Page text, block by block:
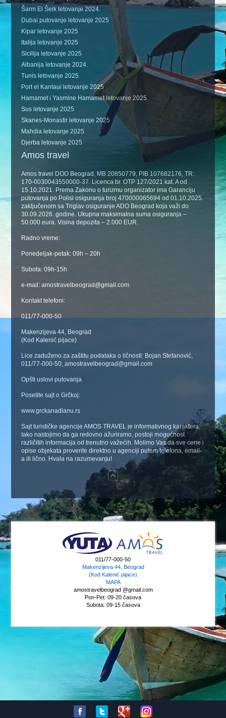
Šarm El Šeik letovanje 2024.
Dubai putovanje letovanje 2025
Kipar letovanje 2025
Italija letovanje 2025
Sicilija letovanje 2025
Albanija letovanje 2024.
Tunis letovanje 2025
Port el Kantaui letovanje 2025
Hamamet i Yasmine Hamamet letovanje 2025
Sus letovanje 2025
Skanes-Monastir letovanje 2025
Mahdia letovanje 2025
Djerba letovanje 2025
Amos travel
Amos travel DOO Beograd, MB 20850779, PIB 107682176, TR:
170-0030043550000-37. Licenca br. OTP 127/2021 kat. A od
15.10.2021. Prema Zakonu o turizmu organizator ima Garanciju
putovanja po Polisi osiguranja broj 470000065694 od 01.10.2025.
zaključenom sa Triglav osiguranje ADO Beograd koja važi do
30.09.2026. godine. Ukupna maksimalna suma osiguranja –
50.000 eura. Visina depozita – 2.000 EUR.
Radno vreme:
Ponedeljak-petak: 09h – 20h
Subota: 09h-15h
e-mail: amostravelbeograd@gmail.com
Kontakt telefoni:
011/77-000-50
Makenzijeva 44, Beograd
(Kod Kalenić pijace)
Lice zaduženo za zaštitu podataka o ličnosti: Bojan Stefanović,
011/77-000-50, amostravelbeograd@gmail.com
Opšti uslovi putovanja
Posetite sajt o Grčkoj:
www.grckanadlanu.rs
Sajt turističke agencije AMOS TRAVEL je informativnog karaktera.
Iako nastojimo da ga redovno ažuriramo, postoji mogućnost
različitih informacija od trenutno važećih. Molimo Vas da sve cene i
opise objekata proverite direktno u agenciji putem telefona, email-
a ili lično. Hvala na razumevanju!
011/77-000-50
Makenzijeva 44, Beograd
(Kod Kalenić pijace)
MAPA
amostravelbeograd @gmail.com
Pon-Pet: 09-20 časova
Subota: 09-15 časova